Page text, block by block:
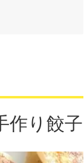
作り餃子